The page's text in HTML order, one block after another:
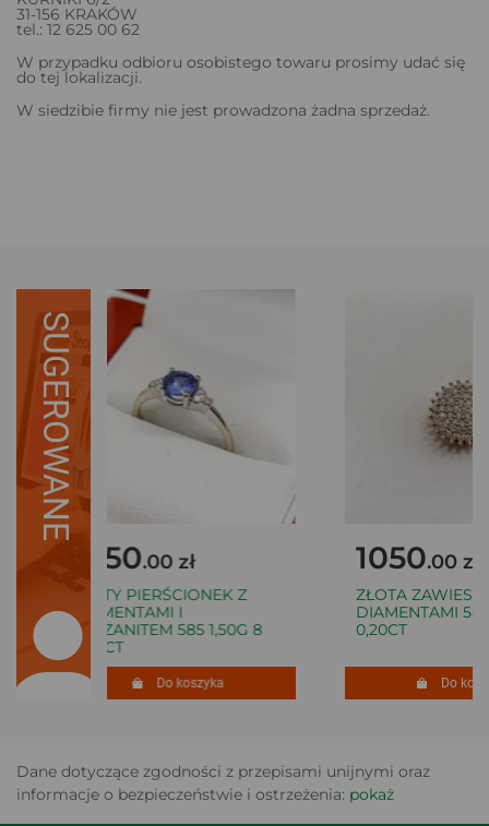
31-156 KRAKÓW
tel.: 12 625 00 62
W przypadku odbioru osobistego towaru prosimy udać się
do tej lokalizacji.
W siedzibie firmy nie jest prowadzona żadna sprzedaż.
SUGEROWANE
1050.00 zł
ZŁOTY PIERŚCIONEK Z
DIAMENTAMI I
TANZANITEM 585 1,50G 8
0,06CT
Do koszyka
1050.00 zł
ZŁOTA
DIAMENTAMI 585
0,20CT
Do
Dane dotyczące zgodności z przepisami unijnymi oraz
informacje o bezpieczeństwie i ostrzeżenia: pokaż